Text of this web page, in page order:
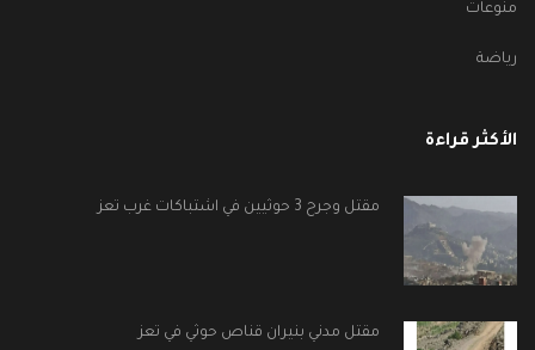
منوعات
رياضة
الأكثر قراءة
مقتل وجرح 3 حوثيين في اشتباكات غرب تعز
مقتل مدني بنيران قناص حوثي في تعز